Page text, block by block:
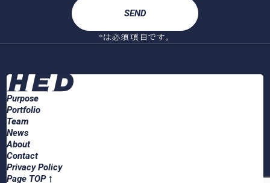
*は必須項目です。
Purpose
Portfolio
Team
News
About
Contact
Privacy Policy
Page TOP